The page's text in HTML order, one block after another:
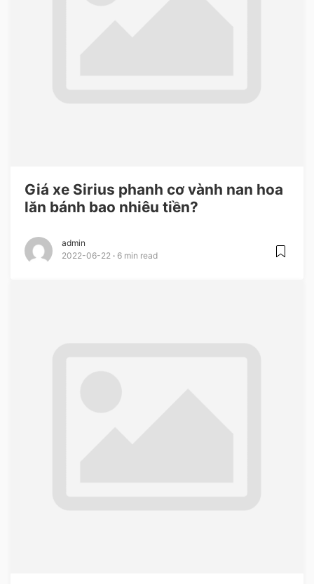
Giá xe Sirius phanh cơ vành nan hoa
lăn bánh bao nhiêu tiền?
admin
2022-06-22
6 min read